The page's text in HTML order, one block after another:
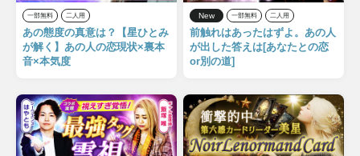
一部無料 二人用
あの態度の真意は？【星ひとみ
が解く】あの人の恋現状×裏本
音×本気度
New 一部無料 二人用
前触れはあったはずよ。あの人
が出した答えは[あなたとの恋
or別の道]